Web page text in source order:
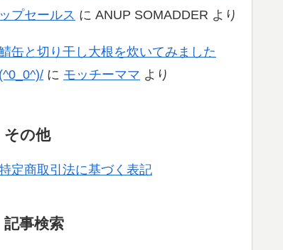
ップセールス に ANUP SOMADDER より
缶と切り干し大根を炊いてみました
(^0_0^)/ に モッチーママ より
その他
定商取引法に基づく表記
記事検索